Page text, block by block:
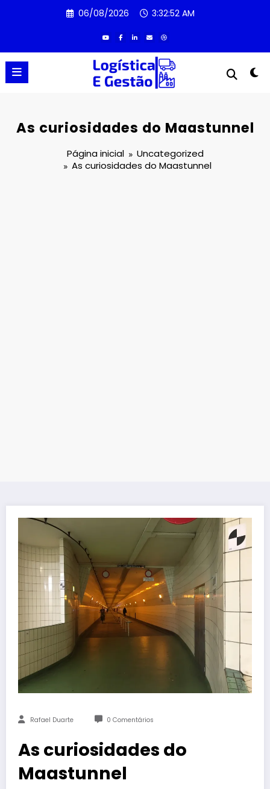
06/08/2026 3:32:54 AM
As curiosidades do Maastunnel
Página inicial
Uncategorized
As curiosidades do Maastunnel
Rafael Duarte 0 Comentários
As curiosidades do
Maastunnel